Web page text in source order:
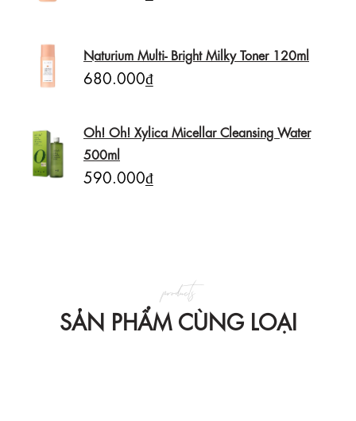
Naturium Multi- Bright Milky Toner 120ml
680.000₫
Oh! Oh! Xylica Micellar Cleansing Water
500ml
590.000₫
SẢN PHẨM CÙNG LOẠI
products